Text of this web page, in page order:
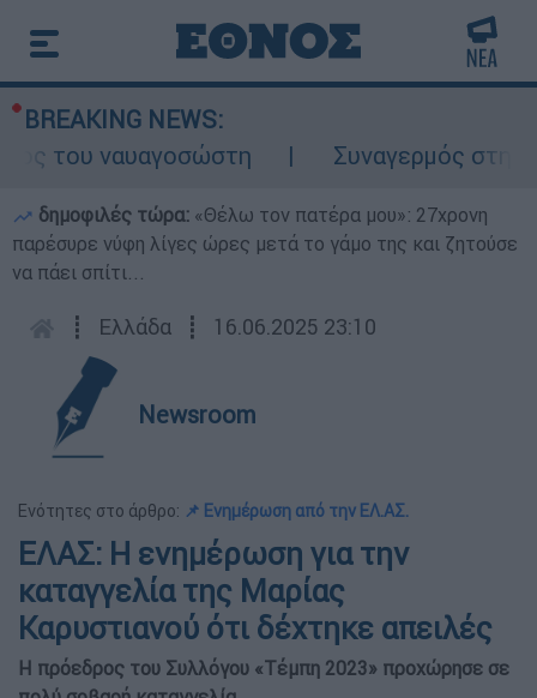
BREAKING NEWS:
του ναυαγοσώστη
Συναγερμός στην
δημοφιλές τώρα: «Θέλω τον πατέρα μου»: 27χρονη
παρέσυρε νύφη λίγες ώρες μετά το γάμο της και ζητούσε
να πάει σπίτι...
┋ Ελλάδα ┋ 16.06.2025 23:10
Newsroom
Ενότητες στο άρθρο: 📌 Ενημέρωση από την ΕΛ.ΑΣ.
ΕΛΑΣ: Η ενημέρωση για την
καταγγελία της Μαρίας
Καρυστιανού ότι δέχτηκε απειλές
Η πρόεδρος του Συλλόγου «Τέμπη 2023» προχώρησε σε